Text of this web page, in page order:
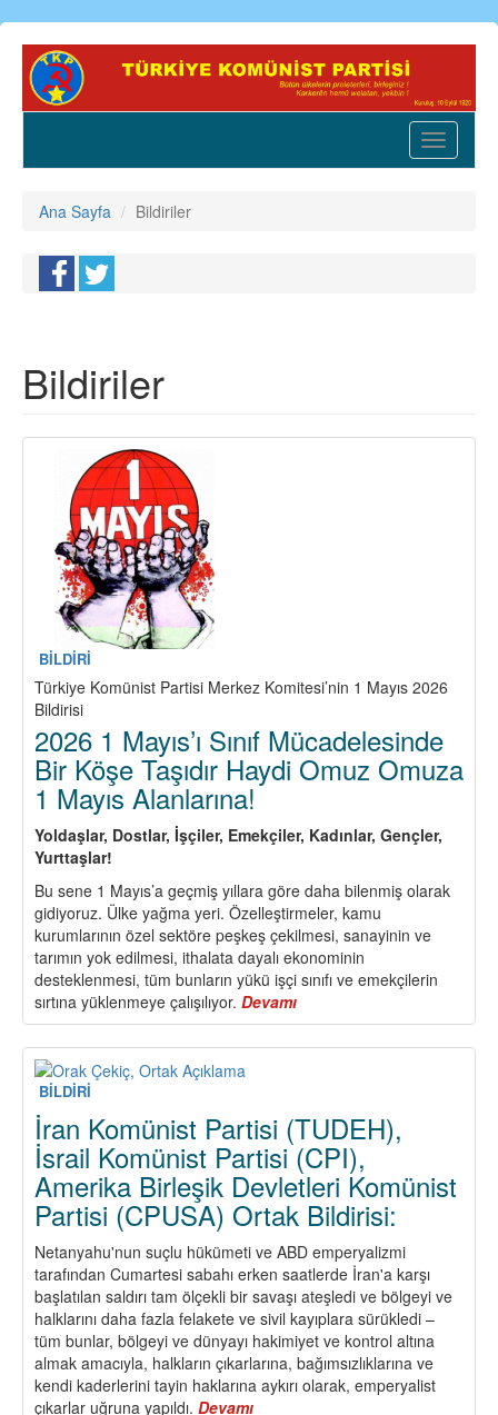
Ana
içeriğe
Toggle
Ana Sayfa Bildiriler
Bildiriler
BİLDİRİ
Türkiye Komünist Partisi Merkez Komitesi’nin 1 Mayıs 2026
Bildirisi
2026 1 Mayıs’ı Sınıf Mücadelesinde
Bir Köşe Taşıdır Haydi Omuz Omuza
1 Mayıs Alanlarına!
Yoldaşlar, Dostlar, İşçiler, Emekçiler, Kadınlar, Gençler,
Yurttaşlar!
Bu sene 1 Mayıs’a geçmiş yıllara göre daha bilenmiş olarak
gidiyoruz. Ülke yağma yeri. Özelleştirmeler, kamu
kurumlarının özel sektöre peşkeş çekilmesi, sanayinin ve
tarımın yok edilmesi, ithalata dayalı ekonominin
desteklenmesi, tüm bunların yükü işçi sınıfı ve emekçilerin
sırtına yüklenmeye çalışılıyor. Devamı
2026
1
Bir
Köşe
Taşıdır
Haydi
Omuz
Omuza
1
Mayıs
Alanlarına!
BİLDİRİ
İran Komünist Partisi (TUDEH),
İsrail Komünist Partisi (CPI),
Amerika Birleşik Devletleri Komünist
Partisi (CPUSA) Ortak Bildirisi:
Netanyahu'nun suçlu hükümeti ve ABD emperyalizmi
tarafından Cumartesi sabahı erken saatlerde İran'a karşı
başlatılan saldırı tam ölçekli bir savaşı ateşledi ve bölgeyi ve
halklarını daha fazla felakete ve sivil kayıplara sürükledi –
tüm bunlar, bölgeyi ve dünyayı hakimiyet ve kontrol altına
almak amacıyla, halkların çıkarlarına, bağımsızlıklarına ve
kendi kaderlerini tayin haklarına aykırı olarak, emperyalist
çıkarlar uğruna yapıldı. Devamı